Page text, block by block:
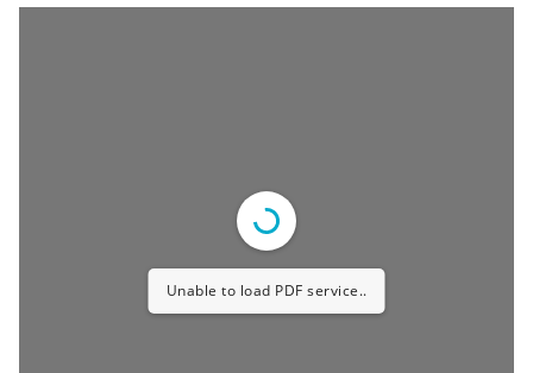
Unable to load PDF service..